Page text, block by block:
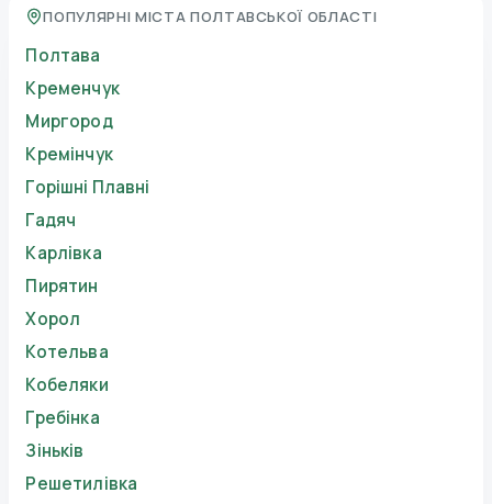
ПОПУЛЯРНІ МІСТА ПОЛТАВСЬКОЇ ОБЛАСТІ
Полтава
Кременчук
Миргород
Кремінчук
Горішні Плавні
Гадяч
Карлівка
Пирятин
Хорол
Котельва
Кобеляки
Гребінка
Зіньків
Решетилівка